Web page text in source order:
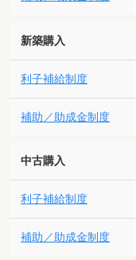
新築購入
利子補給制度
補助／助成金制度
中古購入
利子補給制度
補助／助成金制度